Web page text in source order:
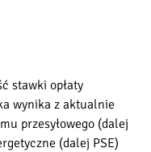
stawki opłaty
wynika z aktualnie
przesyłowego (dalej
(dalej PSE)